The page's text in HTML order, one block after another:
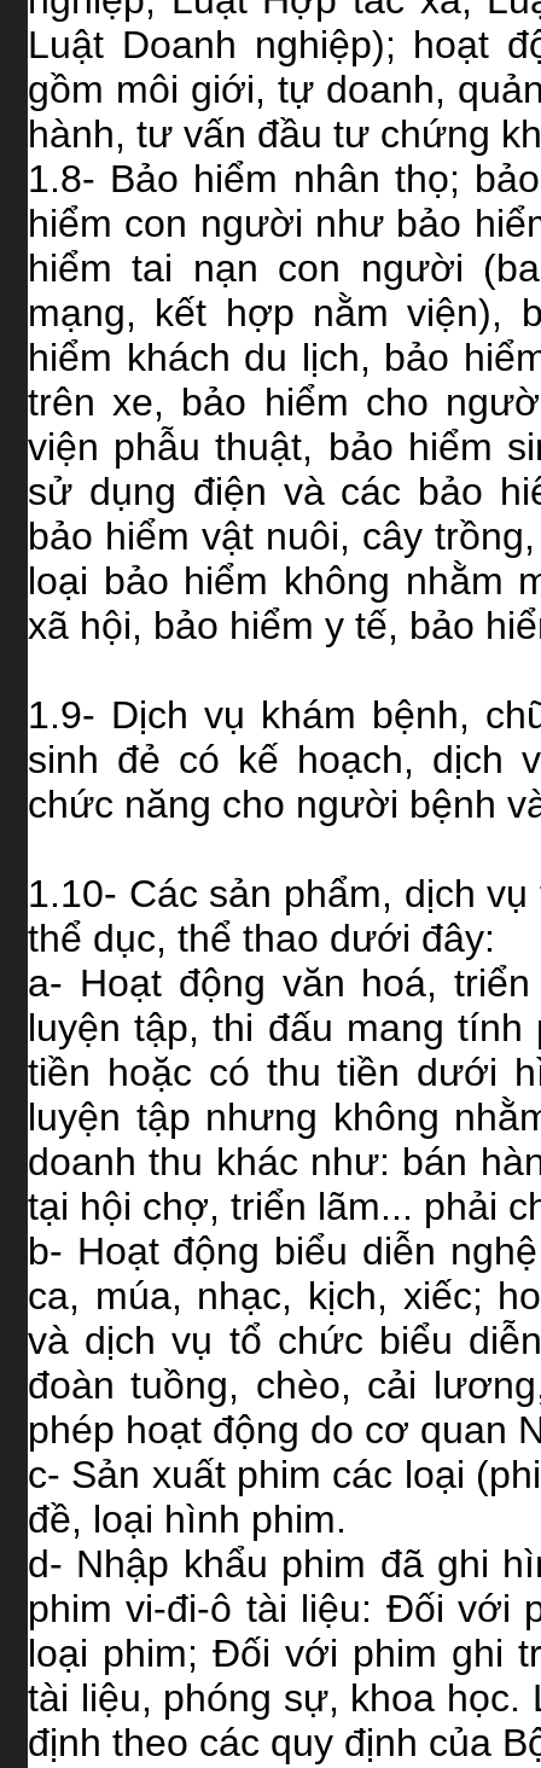
Luật Doanh nghiệp); hoạt
gồm môi giới, tự doanh,
hành, tư vấn đầu tư chứng
1.8- Bảo hiểm nhân thọ;
hiểm con người như bảo
hiểm tai nạn con người
mạng, kết hợp nằm viện),
hiểm khách du lịch, bảo
trên xe, bảo hiểm cho
viện phẫu thuật, bảo hiểm
sử dụng điện và các bảo
bảo hiểm vật nuôi, cây
loại bảo hiểm không nhằm
xã hội, bảo hiểm y tế, bảo
1.9- Dịch vụ khám bệnh,
sinh đẻ có kế hoạch, dịch
chức năng cho người bệnh
1.10- Các sản phẩm, dịch
thể dục, thể thao dưới đây:
a- Hoạt động văn hoá,
luyện tập, thi đấu mang
tiền hoặc có thu tiền dưới
luyện tập nhưng không
doanh thu khác như: bán
tại hội chợ, triển lãm... phải
b- Hoạt động biểu diễn
ca, múa, nhạc, kịch, xiếc;
và dịch vụ tổ chức biểu
đoàn tuồng, chèo, cải
phép hoạt động do cơ quan
c- Sản xuất phim các loại
đề, loại hình phim.
d- Nhập khẩu phim đã ghi
phim vi-đi-ô tài liệu: Đối với
loại phim; Đối với phim ghi
tài liệu, phóng sự, khoa
định theo các quy định của